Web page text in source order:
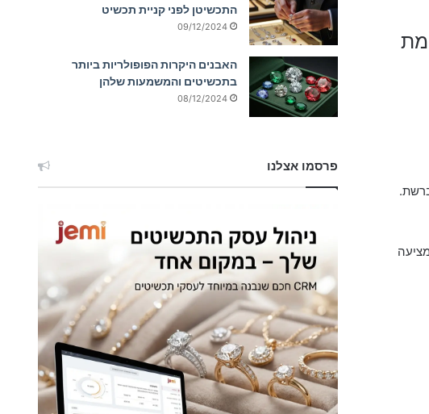
מציעה
התכשיטן לפני קניית תכשיט
09/12/2024
האבנים היקרות הפופולריות ביותר
בתכשיטים והמשמעות שלהן
08/12/2024
פרסמו אצלנו